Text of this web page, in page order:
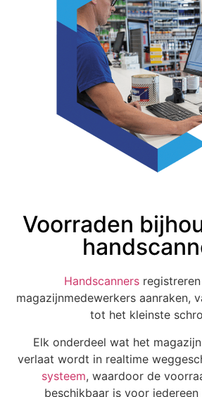
Voorraden
Handscanners
magazijnmedewerkers aanraken,
tot het kleinste
Elk onderdeel wat het
verlaat wordt in realtime
systeem, waardoor de
beschikbaar is voor